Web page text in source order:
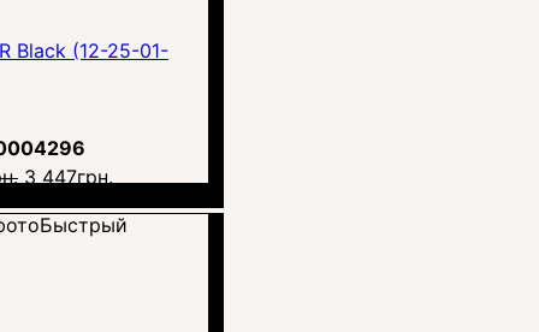
Black (12-25-01-
3 447грн.
Быстрый